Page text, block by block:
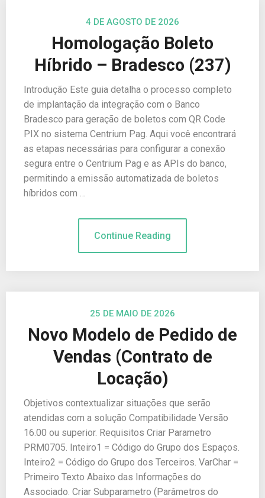
4 DE AGOSTO DE 2026
Homologação Boleto
Híbrido – Bradesco (237)
Introdução Este guia detalha o processo completo
de implantação da integração com o Banco
Bradesco para geração de boletos com QR Code
PIX no sistema Centrium Pag. Aqui você encontrará
as etapas necessárias para configurar a conexão
segura entre o Centrium Pag e as APIs do banco,
permitindo a emissão automatizada de boletos
híbridos com …
Continue Reading
25 DE MAIO DE 2026
Novo Modelo de Pedido de
Vendas (Contrato de
Locação)
Objetivos contextualizar situações que serão
atendidas com a solução Compatibilidade Versão
16.00 ou superior. Requisitos Criar Parametro
PRM0705. Inteiro1 = Código do Grupo dos Espaços.
Inteiro2 = Código do Grupo dos Terceiros. VarChar =
Primeiro Texto Abaixo das Informações do
Associado. Criar Subparametro (Parâmetros do